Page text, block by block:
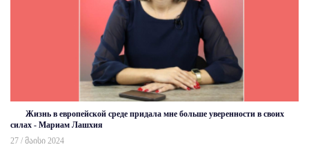
Жизнь в европейской среде придала мне больше уверенности в своих
силах - Мариам Лашхия
27 / მაისი 2024